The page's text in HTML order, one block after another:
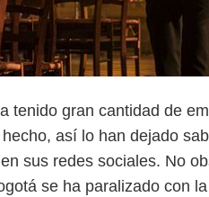
tenido gran cantidad de
así lo han dejado
sus redes sociales. No
se ha paralizado con